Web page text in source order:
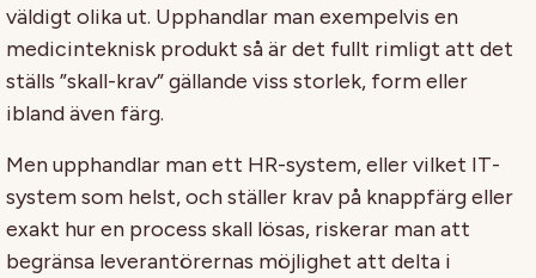
väldigt olika ut. Upphandlar man exempelvis en
medicinteknisk produkt så är det fullt rimligt att det
ställs ”skall-krav” gällande viss storlek, form eller
ibland även färg.
Men upphandlar man ett HR-system, eller vilket IT-
system som helst, och ställer krav på knappfärg eller
exakt hur en process skall lösas, riskerar man att
begränsa leverantörernas möjlighet att delta i